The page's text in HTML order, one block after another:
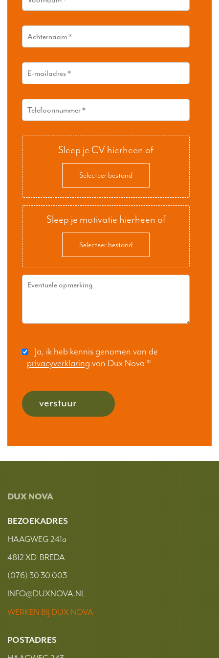
Sleep je CV hierheen of
Selecteer bestand
Sleep je motivatie hierheen of
Selecteer bestand
Ja, ik heb kennis genomen van de
privacyverklaring van Dux Nova *
verstuur
DUX NOVA
BEZOEKADRES
HAAGWEG 241a
4812 XD BREDA
(076) 30 30 003
INFO@DUXNOVA.NL
WERKEN BIJ DUX NOVA
POSTADRES